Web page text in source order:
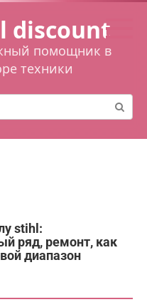
discount
помощник в
техники
stihl:
ряд, ремонт, как
диапазон